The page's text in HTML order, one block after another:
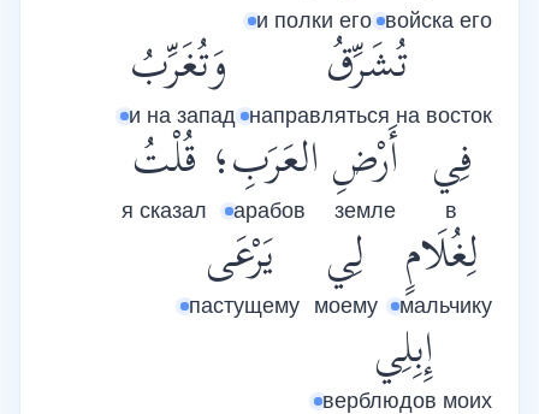
войска его
и полки его
تُشَرِّقُ
направляться на восток
وَتُغَرِّبُ
и на запад
فِي
в
أَرْضِ
земле
العَرَبِ؛
арабов
قُلْتُ
я сказал
لِغُلَامٍ
мальчику
لِي
моему
يَرْعَى
пастущему
إِبِلِي
верблюдов моих